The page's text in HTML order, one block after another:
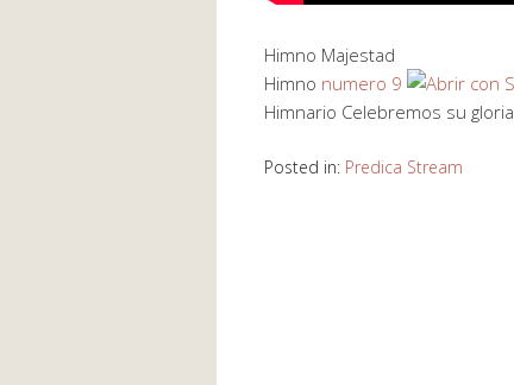
Himno Majestad
Himno numero 9
Himnario Celebremos su gloria
Posted in: Predica Stream